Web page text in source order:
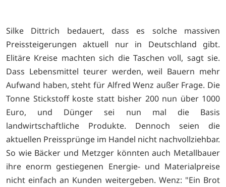
Silke Dittrich bedauert, dass es solche massiven
Preissteigerungen aktuell nur in Deutschland gibt.
Elitäre Kreise machten sich die Taschen voll, sagt sie.
Dass Lebensmittel teurer werden, weil Bauern mehr
Aufwand haben, steht für Alfred Wenz außer Frage. Die
Tonne Stickstoff koste statt bisher 200 nun über 1000
Euro, und Dünger sei nun mal die Basis
landwirtschaftliche Produkte. Dennoch seien die
aktuellen Preissprünge im Handel nicht nachvollziehbar.
So wie Bäcker und Metzger könnten auch Metallbauer
ihre enorm gestiegenen Energie- und Materialpreise
nicht einfach an Kunden weitergeben. Wenz: "Ein Brot